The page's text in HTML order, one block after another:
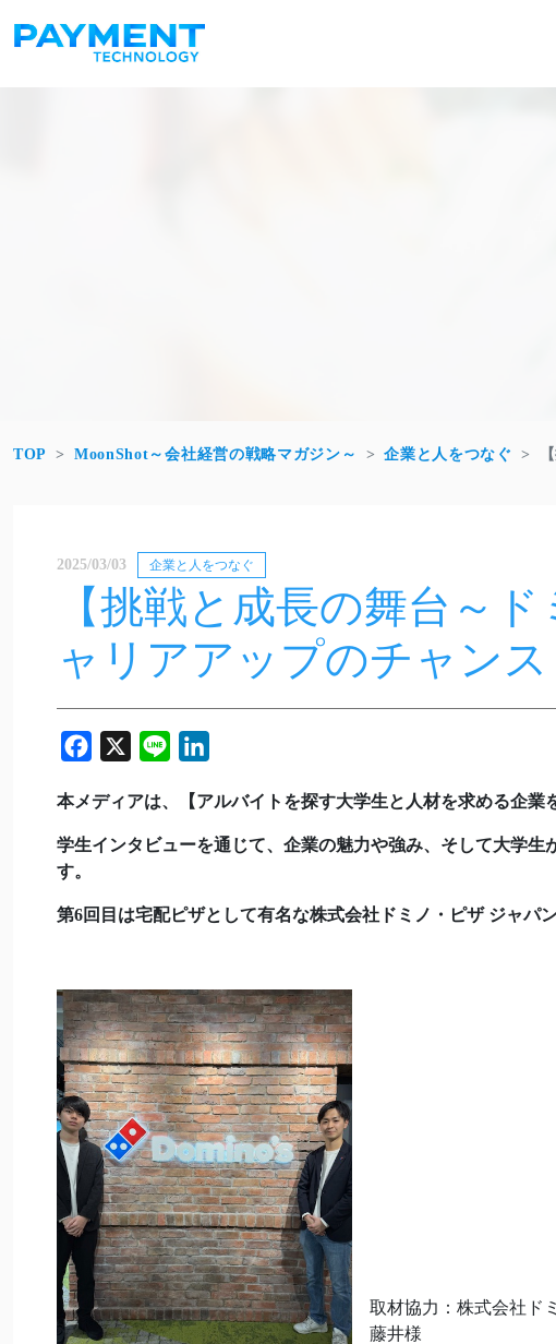
メインナビゲーション
TOP MoonShot～会社経営の戦略マガジン～ 企業と人をつなぐ
2025/03/03 企業と人をつなぐ
【挑戦と成長の舞台～
ャリアアップのチャンス
Facebook
X Line
本メディアは、【アルバイトを探す大学生と人材を求める企業
学生インタビューを通じて、企業の魅力や強み、そして大学生
す。
第6回目は宅配ピザとして有名な株式会社ドミノ・ピザ ジャパ
取材協力：株式会社
藤井様